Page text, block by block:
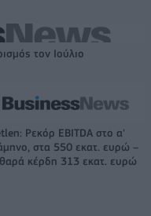
τον Ιούλιο
Ρεκόρ EBITDA στο α'
στα 550 εκατ. ευρώ –
κέρδη 313 εκατ. ευρώ